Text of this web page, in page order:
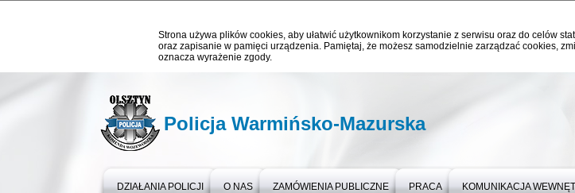
Strona używa plików cookies, aby ułatwić użytkownikom korzystanie z serwisu oraz do celów
oraz zapisanie w pamięci urządzenia. Pamiętaj, że możesz samodzielnie zarządzać cookies,
oznacza wyrażenie zgody.
Policja Warmińsko-Mazurska
DZIAŁANIA POLICJI O NAS ZAMÓWIENIA PUBLICZNE PRACA KOMUNIKACJA